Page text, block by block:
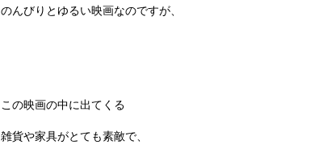
のんびりとゆるい映画なのですが、
この映画の中に出てくる
雑貨や家具がとても素敵で、